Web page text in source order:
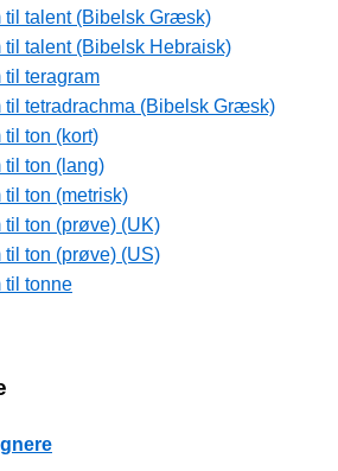
til talent (Bibelsk Græsk)
til talent (Bibelsk Hebraisk)
til teragram
til tetradrachma (Bibelsk Græsk)
til ton (kort)
til ton (lang)
til ton (metrisk)
til ton (prøve) (UK)
til ton (prøve) (US)
til tonne